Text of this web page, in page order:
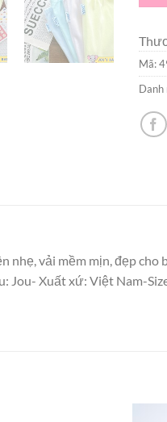
Mã:
Danh
vải mềm mịn, đẹp
Xuất xứ: Việt Nam-